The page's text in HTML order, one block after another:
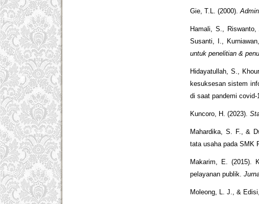
Gie, T.L. (2000).
Hamali, S.,
Susanti, I.,
untuk penelitian &
Hidayatullah, S.,
kesuksesan sistem
di saat pandemi
Kuncoro, H. (2023).
Mahardika, S. F., &
tata usaha pada SMK
Makarim, E. (2015).
pelayanan publik.
Moleong, L. J., &